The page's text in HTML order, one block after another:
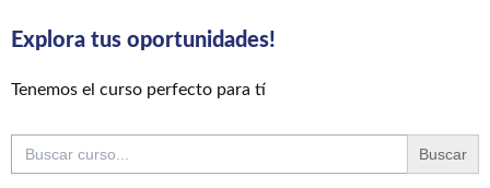
Explora tus oportunidades!
Tenemos el curso perfecto para tí
Buscar: